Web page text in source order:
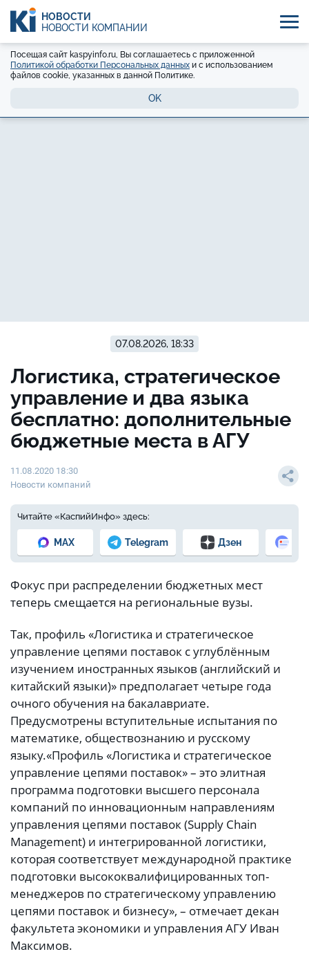
НОВОСТИ
НОВОСТИ КОМПАНИЙ
Посещая сайт kaspyinfo.ru, Вы соглашаетесь с приложенной
Политикой обработки Персональных данных и с использованием
файлов cookie, указанных в данной Политике.
OK
07.08.2026, 18:33
Логистика, стратегическое
управление и два языка
бесплатно: дополнительные
бюджетные места в АГУ
11.08.2020 18:30
Новости компаний
Читайте «КаспийИнфо» здесь:
MAX Telegram Дзен
Фокус при распределении бюджетных мест
теперь смещается на региональные вузы.
Так, профиль «Логистика и стратегическое
управление цепями поставок с углублённым
изучением иностранных языков (английский и
китайский языки)» предполагает четыре года
очного обучения на бакалавриате.
Предусмотрены вступительные испытания по
математике, обществознанию и русскому
языку.«Профиль «Логистика и стратегическое
управление цепями поставок» – это элитная
программа подготовки высшего персонала
компаний по инновационным направлениям
управления цепями поставок (Supply Chain
Management) и интегрированной логистики,
которая соответствует международной практике
подготовки высококвалифицированных топ-
менеджеров по стратегическому управлению
цепями поставок и бизнесу», – отмечает декан
факультета экономики и управления АГУ Иван
Максимов.